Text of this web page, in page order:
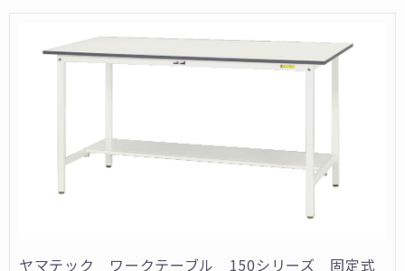
ヤマテック ワークテーブル 150シリーズ 固定式